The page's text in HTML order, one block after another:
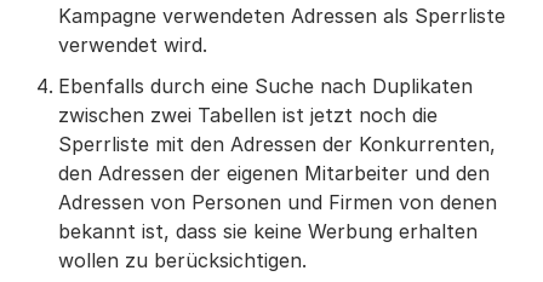
Kampagne verwendeten Adressen als Sperrliste
verwendet wird.
Ebenfalls durch eine Suche nach Duplikaten
zwischen zwei Tabellen ist jetzt noch die
Sperrliste mit den Adressen der Konkurrenten,
den Adressen der eigenen Mitarbeiter und den
Adressen von Personen und Firmen von denen
bekannt ist, dass sie keine Werbung erhalten
wollen zu berücksichtigen.